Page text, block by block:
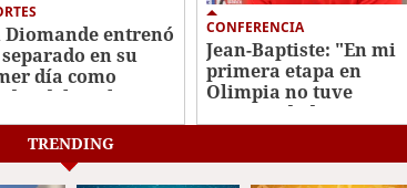
Diomande entrenó
en su
día como
del Real
CONFERENCIA
Jean-Baptiste: "En mi
primera etapa en
Olimpia no tuve
continuidad"
TRENDING